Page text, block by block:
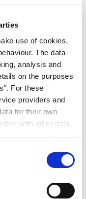
use of cookies,
The data
analysis and
on the purposes
For these
providers and
for their own
with other data.
or by selecting
for the purposes
in order to
revoked for the
button. You will
la tecnología
y, por lo tanto,
Unido. Sin
Xplore
deben
pista en
Para que
del placer